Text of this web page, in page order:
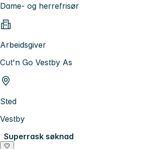
Dame- og herrefrisør
Arbeidsgiver
Cut'n Go Vestby As
Sted
Vestby
Superrask søknad